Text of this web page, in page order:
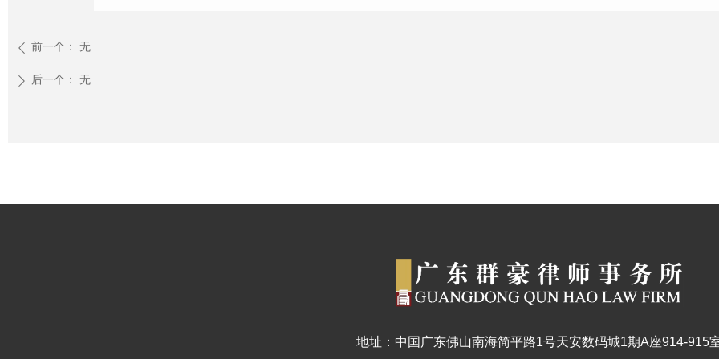
ꄴ 前一个： 无
ꄲ 后一个： 无
地址：中国广东佛山南海简平路1号天安数码城1期A座914-915